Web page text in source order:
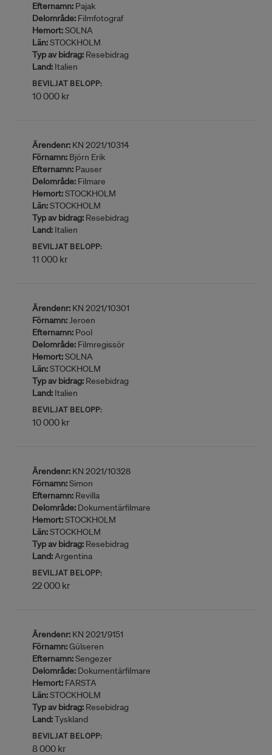
Efternamn: Pajak
Delområde: Filmfotograf
Hemort:SOLNA
Län:STOCKHOLM
Typ av bidrag: Resebidrag
Land: Italien
BEVILJAT BELOPP:
10 000 kr
Ärendenr: KN 2021/10314
Förnamn: Björn Erik
Efternamn: Pauser
Delområde: Filmare
Hemort:STOCKHOLM
Län:STOCKHOLM
Typ av bidrag: Resebidrag
Land: Italien
BEVILJAT BELOPP:
11 000 kr
Ärendenr: KN 2021/10301
Förnamn:Jeroen
Efternamn: Pool
Delområde: Filmregissör
Hemort:SOLNA
Län:STOCKHOLM
Typ av bidrag: Resebidrag
Land: Italien
BEVILJAT BELOPP:
10 000 kr
Ärendenr: KN 2021/10328
Förnamn:Simon
Efternamn: Revilla
Delområde: Dokumentärfilmare
Hemort:STOCKHOLM
Län:STOCKHOLM
Typ av bidrag: Resebidrag
Land:Argentina
BEVILJAT BELOPP:
22 000 kr
Ärendenr: KN 2021/9151
Förnamn:Gülseren
Efternamn:Sengezer
Delområde: Dokumentärfilmare
Hemort: FARSTA
Län:STOCKHOLM
Typ av bidrag: Resebidrag
Land:Tyskland
BEVILJAT BELOPP:
8 000 kr